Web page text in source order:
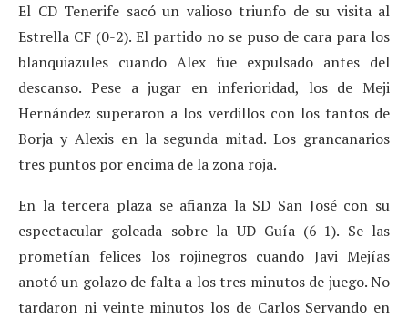
El CD Tenerife sacó un valioso triunfo de su visita al
Estrella CF (0-2). El partido no se puso de cara para los
blanquiazules cuando Alex fue expulsado antes del
descanso. Pese a jugar en inferioridad, los de Meji
Hernández superaron a los verdillos con los tantos de
Borja y Alexis en la segunda mitad. Los grancanarios
tres puntos por encima de la zona roja.
En la tercera plaza se afianza la SD San José con su
espectacular goleada sobre la UD Guía (6-1). Se las
prometían felices los rojinegros cuando Javi Mejías
anotó un golazo de falta a los tres minutos de juego. No
tardaron ni veinte minutos los de Carlos Servando en